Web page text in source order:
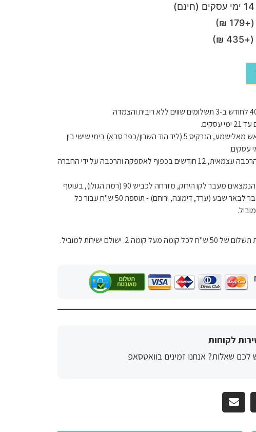
₪)
₪)
לחודש ב-3 תשלומים שווים ללא ריבית והצמדה.
בתיאום מראש מאלישמע, הנרקיס 5 (ליד הוד השרון/כפר סבא) בימי שישי בין
לטיב המוצר בהרכבה עצמאית, 12 חודשים בכפוף לאספקה ​​והרכבה על ידי החברה
הובלה למושבים הנמצאים מעבר לקו הירוק, מזרחה לכביש 90 (רמת הגולן), בעוטף
עזה (דרומה מכביש 25), מעבר לבאר שבע (ערד, דימונה, ירוחם) - תוספת 50 ש"ח עבור כל
2. ישולם ישירות למוביל.
לקוחות
לכם שאלות? אנחנו זמינים בוואטסאפ